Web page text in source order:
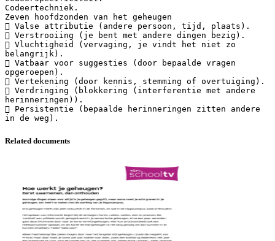
Codeertechniek.
Zeven hoofdzonden van het geheugen
 Valse attributie (andere persoon, tijd, plaats).
 Verstrooiing (je bent met andere dingen bezig).
 Vluchtigheid (vervaging, je vindt het niet zo
belangrijk).
 Vatbaar voor suggesties (door bepaalde vragen
opgeroepen).
 Vertekening (door kennis, stemming of overtuiging).
 Verdringing (blokkering (interferentie met andere
herinneringen)).
 Persistentie (bepaalde herinneringen zitten andere
Related documents